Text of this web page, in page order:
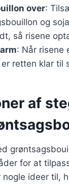
over:
og
så risene
: Når risene
retten klar til
af
for at
nogle ideer til,